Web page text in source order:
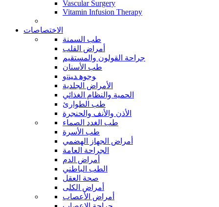
Vascular Surgery
Vitamin Infusion Therapy
الاختصاصات
طب السمنة
أمراض القلب
جراحة القولون والمستقيم
طب الأسنان
ﻮﺟﻮﻫ ﺪﻴﻨﺗﻭ
الأمراض الجلدية
الحمية والنظام الغذائي
طب الطوارئ
الأذن والأنف والحنجرة
طب الغدد الصماء
طب الأسرة
أمراض الجهاز الهضمي
الجراحة العامة
أمراض الدم
الطب الباطني
صحة العقل
أمراض الكلى
أمراض الأعصاب